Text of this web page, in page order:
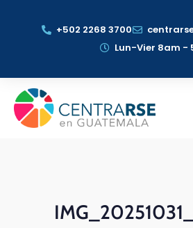
+502 2268 3700
Lun-Vier 8am -